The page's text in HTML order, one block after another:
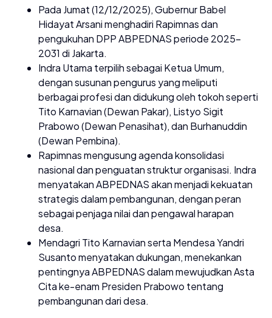
Pada Jumat (12/12/2025), Gubernur Babel
Hidayat Arsani menghadiri Rapimnas dan
pengukuhan DPP ABPEDNAS periode 2025-
2031 di Jakarta.
Indra Utama terpilih sebagai Ketua Umum,
dengan susunan pengurus yang meliputi
berbagai profesi dan didukung oleh tokoh seperti
Tito Karnavian (Dewan Pakar), Listyo Sigit
Prabowo (Dewan Penasihat), dan Burhanuddin
(Dewan Pembina).
Rapimnas mengusung agenda konsolidasi
nasional dan penguatan struktur organisasi. Indra
menyatakan ABPEDNAS akan menjadi kekuatan
strategis dalam pembangunan, dengan peran
sebagai penjaga nilai dan pengawal harapan
desa.
Mendagri Tito Karnavian serta Mendesa Yandri
Susanto menyatakan dukungan, menekankan
pentingnya ABPEDNAS dalam mewujudkan Asta
Cita ke-enam Presiden Prabowo tentang
pembangunan dari desa.